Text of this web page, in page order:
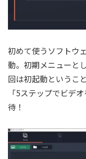
初めて使うソフトウ
動。初期メニューと
回は初起動というこ
「5ステップでビデ
待！